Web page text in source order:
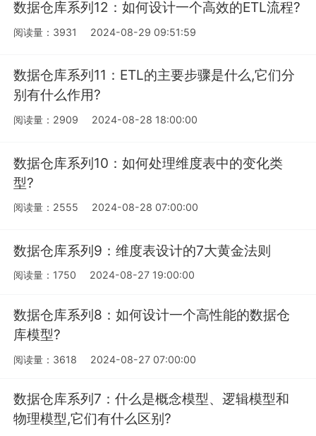
数据仓库系列12：如何设计一个高效的ETL流程?
阅读量：3931 2024-08-29 09:51:59
数据仓库系列11：ETL的主要步骤是什么,它们分
别有什么作用?
阅读量：2909 2024-08-28 18:00:00
数据仓库系列10：如何处理维度表中的变化类
型?
阅读量：2555 2024-08-28 07:00:00
数据仓库系列9：维度表设计的7大黄金法则
阅读量：1750 2024-08-27 19:00:00
数据仓库系列8：如何设计一个高性能的数据仓
库模型?
阅读量：3618 2024-08-27 07:00:00
数据仓库系列7：什么是概念模型、逻辑模型和
物理模型,它们有什么区别?